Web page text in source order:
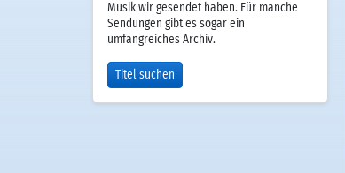
Musik wir gesendet haben. Für manche
Sendungen gibt es sogar ein
umfangreiches Archiv.
Titel suchen